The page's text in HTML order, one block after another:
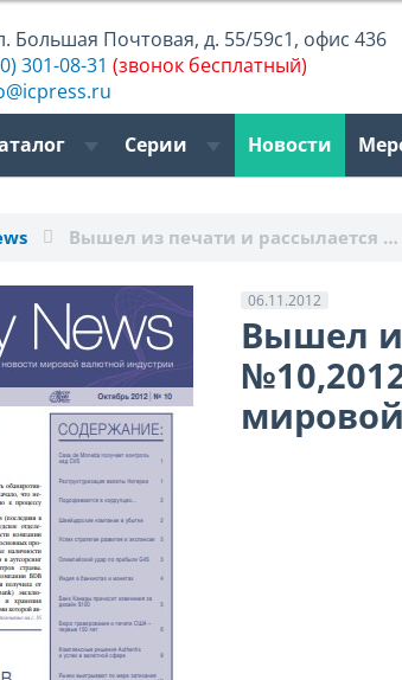
Большая Почтовая, д. 55/59с1, офис 436
301-08-31 (звонок бесплатный)
Серии Новости
Вышел из печати и рассылается …
06.11.2012
Вышел